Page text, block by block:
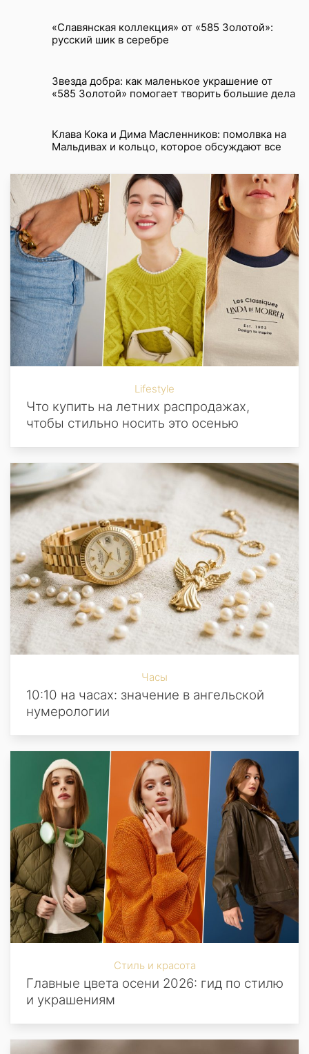
«Славянская коллекция» от «585 Золотой»:
русский шик в серебре
Звезда добра: как маленькое украшение от
«585 Золотой» помогает творить большие дела
Клава Кока и Дима Масленников: помолвка на
Мальдивах и кольцо, которое обсуждают все
Lifestyle
Что купить на летних распродажах,
чтобы стильно носить это осенью
Часы
10:10 на часах: значение в ангельской
нумерологии
Стиль и красота
Главные цвета осени 2026: гид по стилю
и украшениям